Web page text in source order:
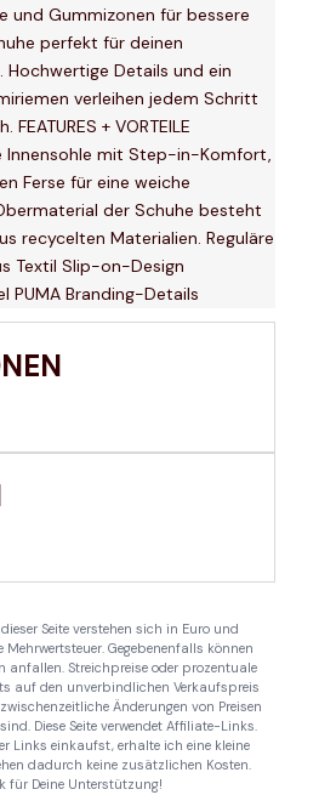
und Gummizonen für bessere
perfekt für deinen
Details und ein
verleihen jedem Schritt
+ VORTEILE
Innensohle mit Step-in-Komfort,
Ferse für eine weiche
der Schuhe besteht
recycelten Materialien. Reguläre
Textil Slip-on-Design
PUMA Branding-Details
Seite verstehen sich in Euro und
Gegebenenfalls können
anfallen. Streichpreise oder prozentuale
auf den unverbindlichen Verkaufspreis
Änderungen von Preisen
Diese Seite verwendet Affiliate-Links.
Links einkaufst, erhalte ich eine kleine
dadurch keine zusätzlichen Kosten.
für Deine Unterstützung!